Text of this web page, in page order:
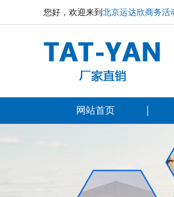
您好，欢迎来到北京运达欣商务活
网站首页